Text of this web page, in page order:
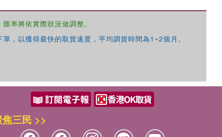
率將依實際狀況做調整。
，以獲得最快的取貨速度，平均調貨時間為1~2個月。
三民 >>